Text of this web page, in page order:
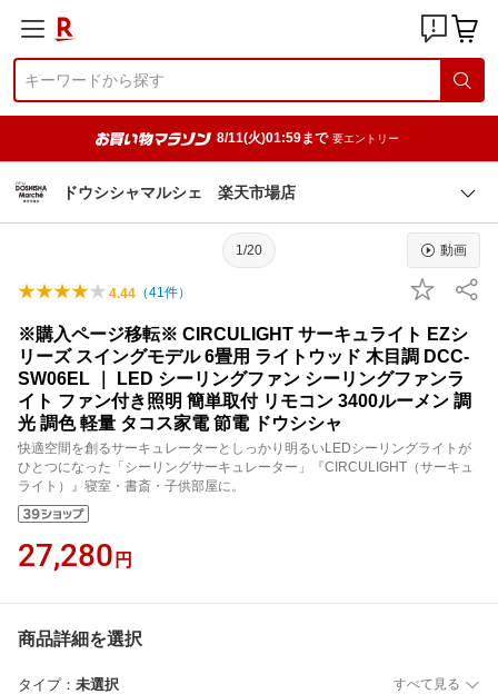
8/11(火)01:59まで 要エントリー
ドウシシャマルシェ 楽天市場店
1/20 動画
4.44 （41件）
※購入ページ移転※ CIRCULIGHT サーキュライト EZシ
リーズ スイングモデル 6畳用 ライトウッド 木目調 DCC-
SW06EL ｜ LED シーリングファン シーリングファンラ
イト ファン付き照明 簡単取付 リモコン 3400ルーメン 調
光 調色 軽量 タコス家電 節電 ドウシシャ
快適空間を創るサーキュレーターとしっかり明るいLEDシーリングライトが
ひとつになった「シーリングサーキュレーター」『CIRCULIGHT（サーキュ
ライト）』寝室・書斎・子供部屋に。
27,280 円
商品詳細を選択
タイプ： 未選択 すべて見る